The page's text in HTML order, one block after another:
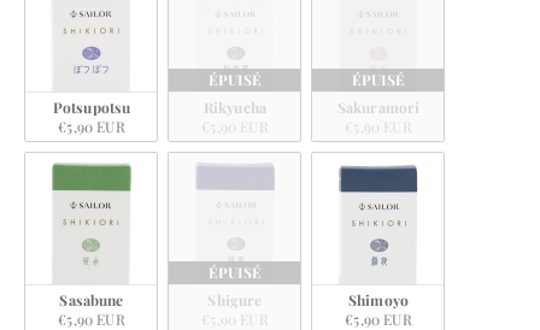
Potsupotsu
€5,90 EUR
ÉPUISÉ
Rikyucha
€5,90 EUR
ÉPUISÉ
Sakuramori
€5,90 EUR
Sasabune
€5,90 EUR
ÉPUISÉ
Shigure
€5,90 EUR
Shimoyo
€5,90 EUR